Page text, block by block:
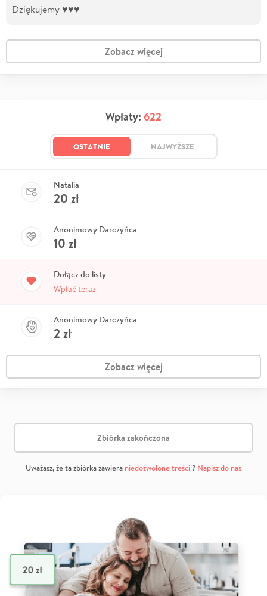
Dziękujemy ♥️♥️♥️
Zobacz więcej
Wpłaty: 622
OSTATNIE NAJWYŻSZE
Natalia
20 zł
Anonimowy Darczyńca
10 zł
Dołącz do listy
Wpłać teraz
Anonimowy Darczyńca
2 zł
Zobacz więcej
Zbiórka zakończona
Uważasz, że ta zbiórka zawiera niedozwolone treści? Napisz do nas